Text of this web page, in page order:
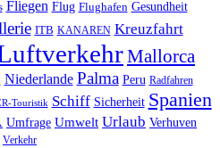
Fliegen Flug Flughafen Gesundheit
ITB KANAREN Kreuzfahrt
Mallorca
Niederlande Palma Peru Radfahren
Touristik Schiff Sicherheit Spanien
Umfrage Umwelt Urlaub Verhuven
Verkehr